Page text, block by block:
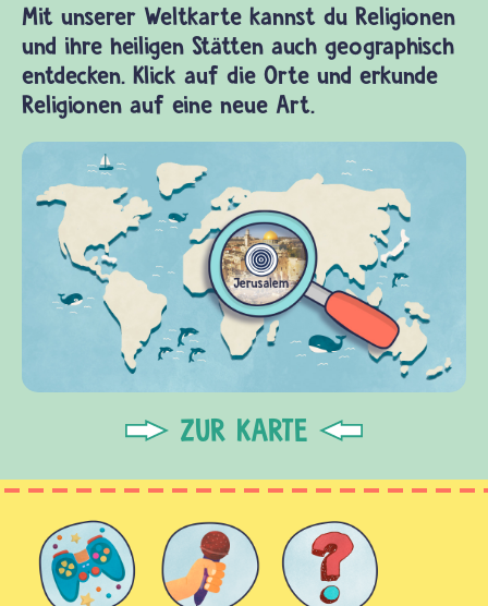
Mit unserer Weltkarte kannst du Religionen
und ihre heiligen Stätten auch geographisch
entdecken. Klick auf die Orte und erkunde
Religionen auf eine neue Art.
ZUR KARTE